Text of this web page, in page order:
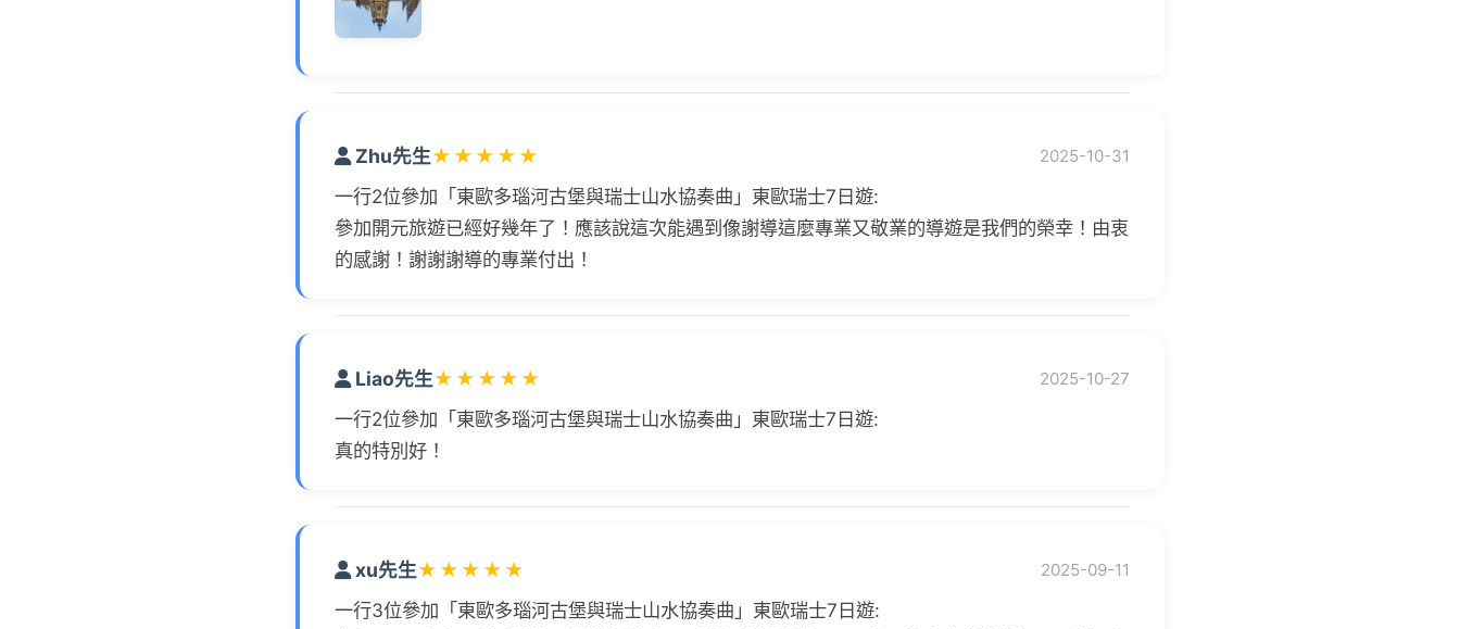
Zhu先生★ ★ ★ ★ ★ 2025-10-31
一行2位參加「東歐多瑙河古堡與瑞士山水協奏曲」東歐瑞士7日遊:
參加開元旅遊已經好幾年了！應該說這次能遇到像謝導這麼專業又敬業的導遊是我們的榮幸！由衷
的感謝！謝謝謝導的專業付出！
Liao先生★ ★ ★ ★ ★ 2025-10-27
一行2位參加「東歐多瑙河古堡與瑞士山水協奏曲」東歐瑞士7日遊:
真的特別好！
xu先生★ ★ ★ ★ ★ 2025-09-11
一行3位參加「東歐多瑙河古堡與瑞士山水協奏曲」東歐瑞士7日遊: